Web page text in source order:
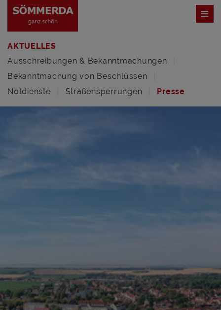
AKTUELLES
Ausschreibungen & Bekanntmachungen
Bekanntmachung von Beschlüssen
Notdienste
Straßensperrungen Presse